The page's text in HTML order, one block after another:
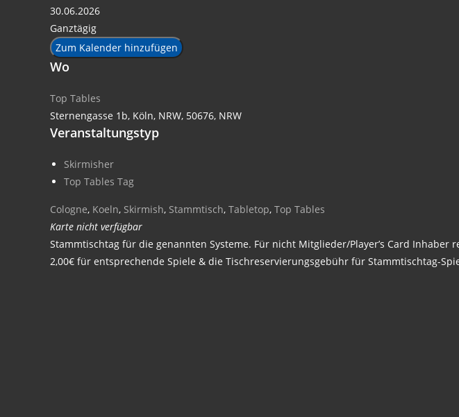
30.06.2026
Ganztägig
Zum Kalender hinzufügen
Wo
Top Tables
Sternengasse 1b, Köln, NRW, 50676, NRW
Veranstaltungstyp
Skirmisher
Top Tables Tag
Cologne, Koeln, Skirmish, Stammtisch, Tabletop, Top Tables
Karte nicht verfügbar
Stammtischtag für die genannten Systeme. Für nicht Mitglieder/Player’s Card Inhaber
2,00€ für entsprechende Spiele & die Tischreservierungsgebühr für Stammtischtag-